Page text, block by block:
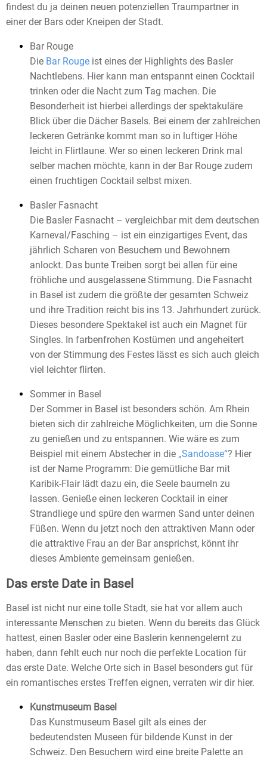
findest du ja deinen neuen potenziellen Traumpartner in
einer der Bars oder Kneipen der Stadt.
Bar Rouge
Die Bar Rouge ist eines der Highlights des Basler
Nachtlebens. Hier kann man entspannt einen Cocktail
trinken oder die Nacht zum Tag machen. Die
Besonderheit ist hierbei allerdings der spektakuläre
Blick über die Dächer Basels. Bei einem der zahlreichen
leckeren Getränke kommt man so in luftiger Höhe
leicht in Flirtlaune. Wer so einen leckeren Drink mal
selber machen möchte, kann in der Bar Rouge zudem
einen fruchtigen Cocktail selbst mixen.
Basler Fasnacht
Die Basler Fasnacht – vergleichbar mit dem deutschen
Karneval/Fasching – ist ein einzigartiges Event, das
jährlich Scharen von Besuchern und Bewohnern
anlockt. Das bunte Treiben sorgt bei allen für eine
fröhliche und ausgelassene Stimmung. Die Fasnacht
in Basel ist zudem die größte der gesamten Schweiz
und ihre Tradition reicht bis ins 13. Jahrhundert zurück.
Dieses besondere Spektakel ist auch ein Magnet für
Singles. In farbenfrohen Kostümen und angeheitert
von der Stimmung des Festes lässt es sich auch gleich
viel leichter flirten.
Sommer in Basel
Der Sommer in Basel ist besonders schön. Am Rhein
bieten sich dir zahlreiche Möglichkeiten, um die Sonne
zu genießen und zu entspannen. Wie wäre es zum
Beispiel mit einem Abstecher in die „Sandoase“? Hier
ist der Name Programm: Die gemütliche Bar mit
Karibik-Flair lädt dazu ein, die Seele baumeln zu
lassen. Genieße einen leckeren Cocktail in einer
Strandliege und spüre den warmen Sand unter deinen
Füßen. Wenn du jetzt noch den attraktiven Mann oder
die attraktive Frau an der Bar ansprichst, könnt ihr
dieses Ambiente gemeinsam genießen.
Das erste Date in Basel
Basel ist nicht nur eine tolle Stadt, sie hat vor allem auch
interessante Menschen zu bieten. Wenn du bereits das Glück
hattest, einen Basler oder eine Baslerin kennengelernt zu
haben, dann fehlt euch nur noch die perfekte Location für
das erste Date. Welche Orte sich in Basel besonders gut für
ein romantisches erstes Treffen eignen, verraten wir dir hier.
Kunstmuseum Basel
Das Kunstmuseum Basel gilt als eines der
bedeutendsten Museen für bildende Kunst in der
Schweiz. Den Besuchern wird eine breite Palette an